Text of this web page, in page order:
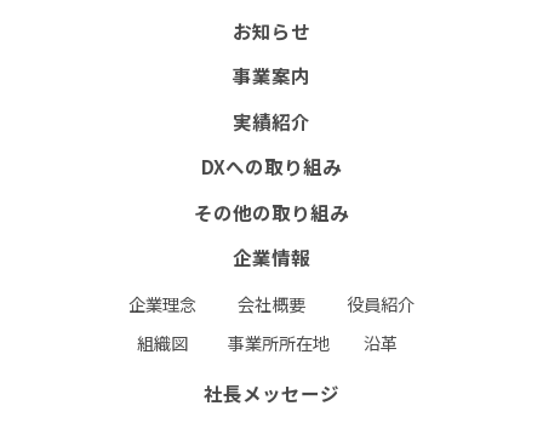
書式ダウンロード（安全衛生管理規則掲載）
協力会社募集要項
お問い合わせフォーム
お知らせ
事業案内
実績紹介
DXへの取り組み
その他の取り組み
企業情報
企業理念 会社概要
役員紹介
組織図
事業所所在地 沿革
社長メッセージ